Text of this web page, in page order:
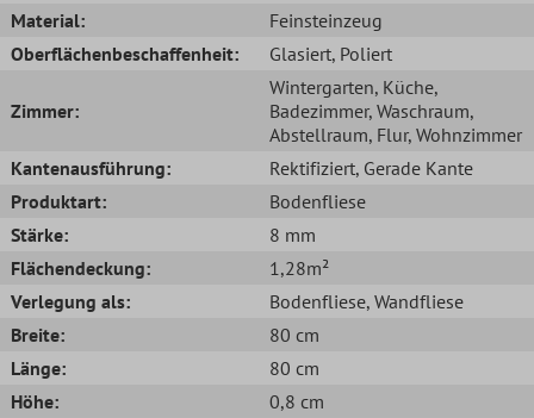
Material:
Feinsteinzeug
Oberflächenbeschaffenheit:
Glasiert, Poliert
Zimmer:
Wintergarten, Küche,
Badezimmer, Waschraum,
Abstellraum, Flur, Wohnzimmer
Kantenausführung:
Rektifiziert, Gerade Kante
Produktart:
Bodenfliese
Stärke:
8 mm
Flächendeckung:
1,28m²
Verlegung als:
Bodenfliese, Wandfliese
Breite:
80 cm
Länge:
80 cm
Höhe:
0,8 cm